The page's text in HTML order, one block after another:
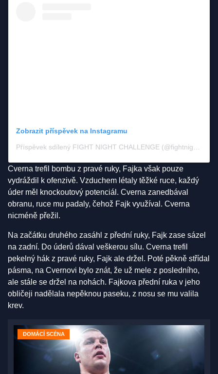
Zobrazit příspěvek na Instagramu
Příspěvek sdílený FIGHT NIGHT CHALLENGE (@fightnightchallenge)
Cverna trefil bombu z pravé ruky, Fajka však pouze
vydráždil k ofenzivě. Vzduchem létaly těžké ruce, každý
úder měl knockoutový potenciál. Cverna zanedbával
obranu, ruce mu padaly, čehož Fajk využíval. Cverna
nicméně přežil.
Na začátku druhého zasáhl z přední ruky, Fajk zase sázel
na zadní. Do úderů dával veškerou sílu. Cverna trefil
pekelný hák z pravé ruky, Fajk ale držel. Poté pěkně střídal
pásma, na Cvernovi bylo znát, že už mele z posledního,
ale stále se držel na nohách. Fajkova přední ruka v jeho
obličeji nadělala nepěknou paseku, z nosu se mu valila
krev.
DOMÁCÍ SCÉNA